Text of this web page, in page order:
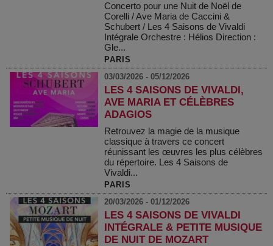
Concerto pour une Nuit de Noël de
Corelli / Ave Maria de Caccini &
Schubert / Les 4 Saisons de Vivaldi
Intégrale Orchestre : Hélios Direction :
Gle...
PARIS
03/03/2026 - 05/12/2026
LES 4 SAISONS DE VIVALDI,
AVE MARIA ET CÉLÈBRES
ADAGIOS
Retrouvez la magie de la musique
classique à travers ce concert
réunissant les œuvres les plus célèbres
du répertoire. Les 4 Saisons de
Vivaldi...
PARIS
20/03/2026 - 01/12/2026
LES 4 SAISONS DE VIVALDI
INTÉGRALE & PETITE MUSIQUE
DE NUIT DE MOZART